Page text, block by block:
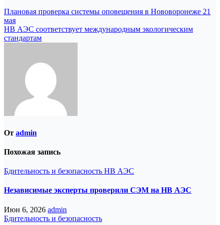
Навигация
по
записям
Плановая проверка системы оповещения в Нововоронеже 21
мая
НВ АЭС соответствует международным экологическим
стандартам
От admin
Похожая запись
Бдительность и безопасность НВ АЭС
Независимые эксперты проверили СЭМ на НВ АЭС
Июн 6, 2026 admin
Бдительность и безопасность